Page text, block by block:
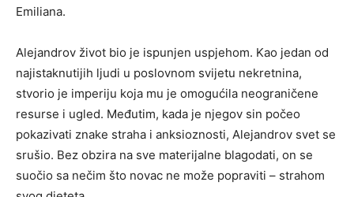
Emiliana.
Alejandrov život bio je ispunjen uspjehom. Kao jedan od
najistaknutijih ljudi u poslovnom svijetu nekretnina,
stvorio je imperiju koja mu je omogućila neograničene
resurse i ugled. Međutim, kada je njegov sin počeo
pokazivati znake straha i anksioznosti, Alejandrov svet se
srušio. Bez obzira na sve materijalne blagodati, on se
suočio sa nečim što novac ne može popraviti – strahom